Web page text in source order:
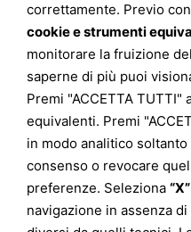
correttamente. Previo
cookie e strumenti
monitorare la fruizione
saperne di più puoi
Premi "ACCETTA
equivalenti. Premi
in modo analitico
consenso o revocare
preferenze. Seleziona “X”
navigazione in assenza